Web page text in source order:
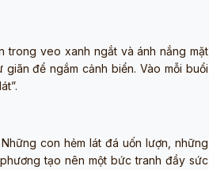
trong veo xanh ngắt và ánh nắng mặt
để ngắm cảnh biển. Vào mỗi buổi
con hẻm lát đá uốn lượn, những
tạo nên một bức tranh đầy sức